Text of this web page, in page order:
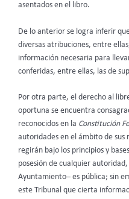
asentados en el libro.
De lo anterior se logra inferir
diversas atribuciones, entre
información necesaria para
conferidas, entre ellas, las de
Por otra parte, el derecho al
oportuna se encuentra
reconocidos en la Constitución
autoridades en el ámbito de sus
regirán bajo los principios y
posesión de cualquier
Ayuntamiento– es pública; sin
este Tribunal que cierta